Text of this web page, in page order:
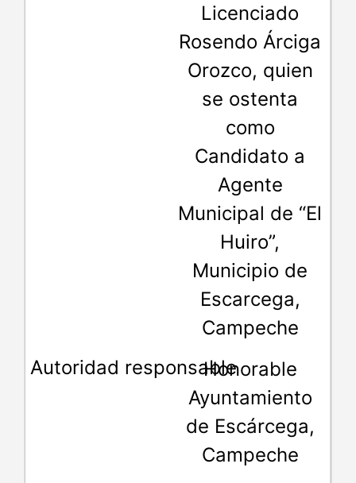
Licenciado
Rosendo Árciga
Orozco, quien
se ostenta
como
Candidato a
Agente
Municipal de “El
Huiro”,
Municipio de
Escarcega,
Campeche
Honorable
Ayuntamiento
de Escárcega,
Campeche